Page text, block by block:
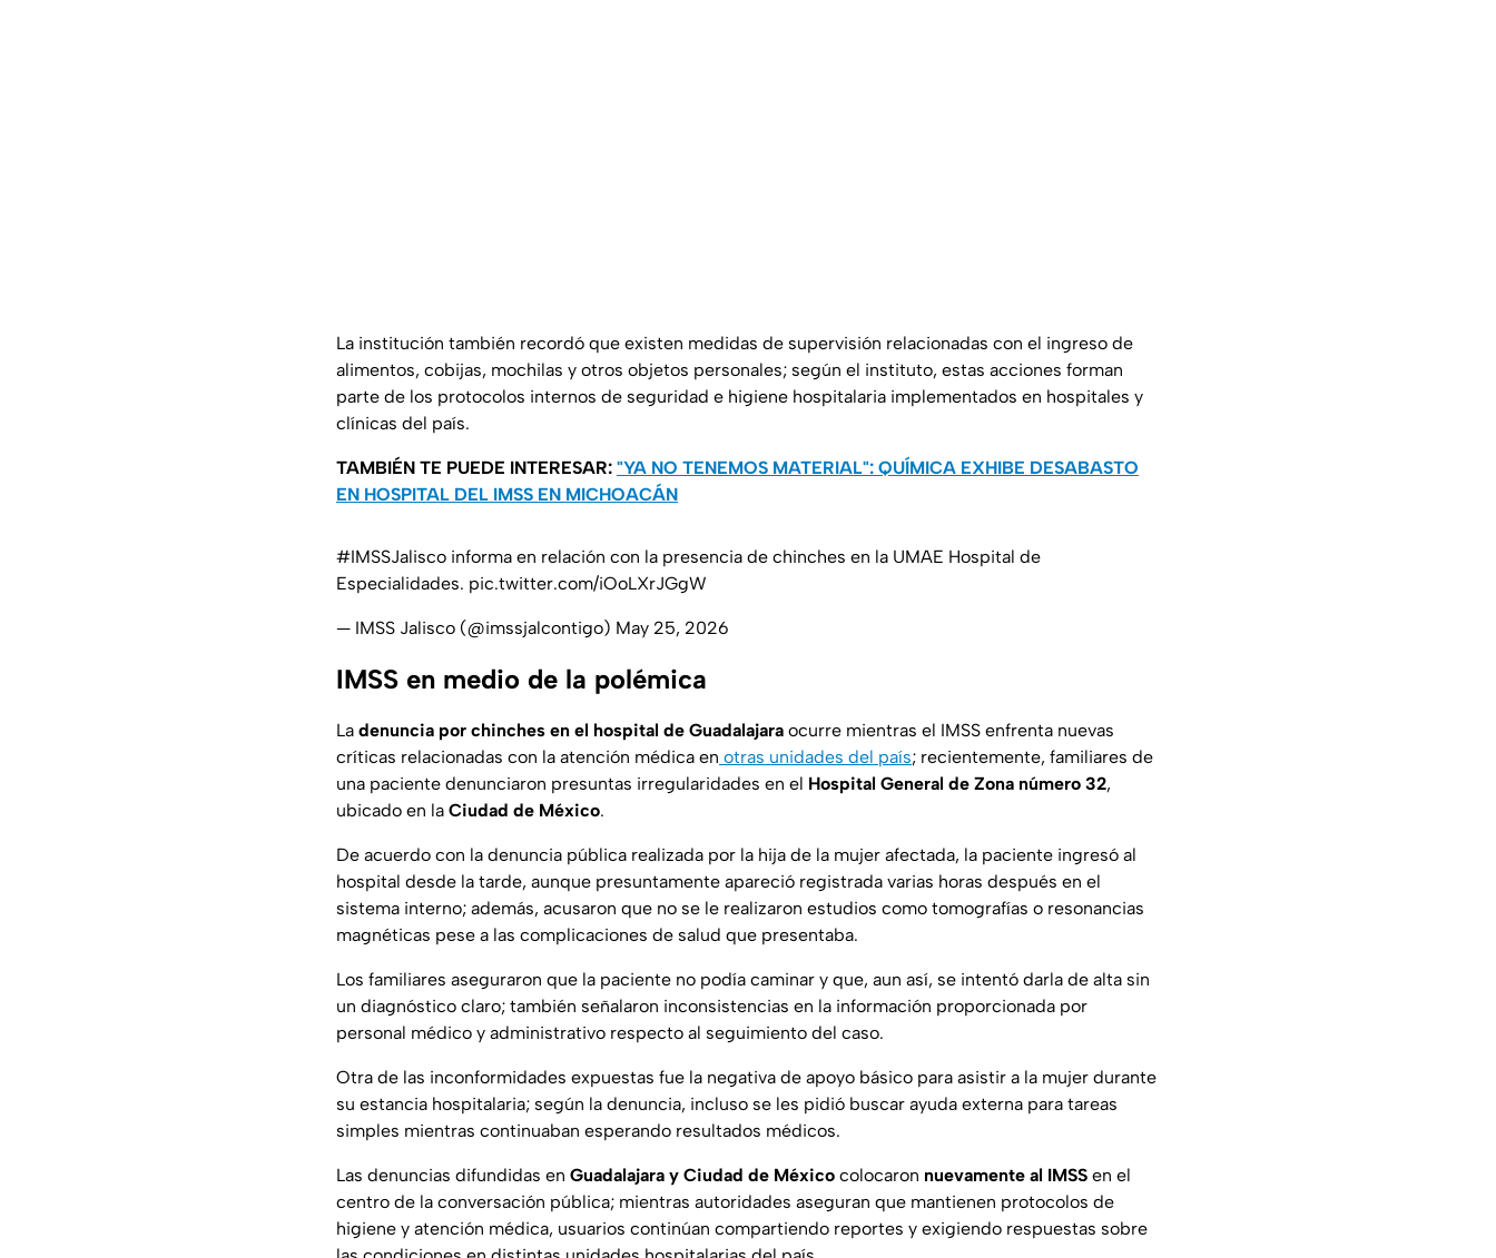
La institución también recordó que existen medidas de supervisión relacionadas con el ingreso de
alimentos, cobijas, mochilas y otros objetos personales; según el instituto, estas acciones forman
parte de los protocolos internos de seguridad e higiene hospitalaria implementados en hospitales y
clínicas del país.
TAMBIÉN TE PUEDE INTERESAR: "YA NO TENEMOS MATERIAL": QUÍMICA EXHIBE DESABASTO
EN HOSPITAL DEL IMSS EN MICHOACÁN
#IMSSJalisco informa en relación con la presencia de chinches en la UMAE Hospital de
Especialidades. pic.twitter.com/iOoLXrJGgW
— IMSS Jalisco (@imssjalcontigo) May 25, 2026
IMSS en medio de la polémica
La denuncia por chinches en el hospital de Guadalajara ocurre mientras el IMSS enfrenta nuevas
críticas relacionadas con la atención médica en otras unidades del país; recientemente, familiares de
una paciente denunciaron presuntas irregularidades en el Hospital General de Zona número 32,
ubicado en la Ciudad de México.
De acuerdo con la denuncia pública realizada por la hija de la mujer afectada, la paciente ingresó al
hospital desde la tarde, aunque presuntamente apareció registrada varias horas después en el
sistema interno; además, acusaron que no se le realizaron estudios como tomografías o resonancias
magnéticas pese a las complicaciones de salud que presentaba.
Los familiares aseguraron que la paciente no podía caminar y que, aun así, se intentó darla de alta sin
un diagnóstico claro; también señalaron inconsistencias en la información proporcionada por
personal médico y administrativo respecto al seguimiento del caso.
Otra de las inconformidades expuestas fue la negativa de apoyo básico para asistir a la mujer durante
su estancia hospitalaria; según la denuncia, incluso se les pidió buscar ayuda externa para tareas
simples mientras continuaban esperando resultados médicos.
Las denuncias difundidas en Guadalajara y Ciudad de México colocaron nuevamente al IMSS en el
centro de la conversación pública; mientras autoridades aseguran que mantienen protocolos de
higiene y atención médica, usuarios continúan compartiendo reportes y exigiendo respuestas sobre